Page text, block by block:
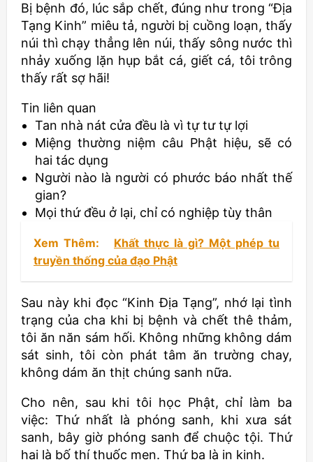
Bị bệnh đó, lúc sắp chết, đúng như trong “Địa
Tạng Kinh” miêu tả, người bị cuồng loạn, thấy
núi thì chạy thẳng lên núi, thấy sông nước thì
nhảy xuống lặn hụp bắt cá, giết cá, tôi trông
thấy rất sợ hãi!
Tin liên quan
Tan nhà nát cửa đều là vì tự tư tự lợi
Miệng thường niệm câu Phật hiệu, sẽ có
hai tác dụng
Người nào là người có phước báo nhất thế
gian?
Mọi thứ đều ở lại, chỉ có nghiệp tùy thân
Xem Thêm:
Khất thực là gì? Một phép tu
truyền thống của đạo Phật
Sau này khi đọc “Kinh Địa Tạng”, nhớ lại tình
trạng của cha khi bị bệnh và chết thê thảm,
tôi ăn năn sám hối. Không những không dám
sát sinh, tôi còn phát tâm ăn trường chay,
không dám ăn thịt chúng sanh nữa.
Cho nên, sau khi tôi học Phật, chỉ làm ba
việc: Thứ nhất là phóng sanh, khi xưa sát
sanh, bây giờ phóng sanh để chuộc tội. Thứ
hai là bố thí thuốc men. Thứ ba là in kinh.